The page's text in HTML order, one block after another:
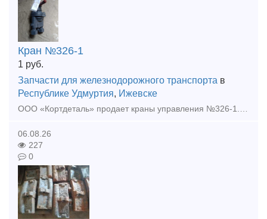
Кран №326-1
1 руб.
Запчасти для железнодорожного транспорта в
Республике Удмуртия, Ижевске
ООО «Кортдеталь» продает краны управления №326-1. Цена с НДС. Организуем доставку из Ижевска.
06.08.26
227
0